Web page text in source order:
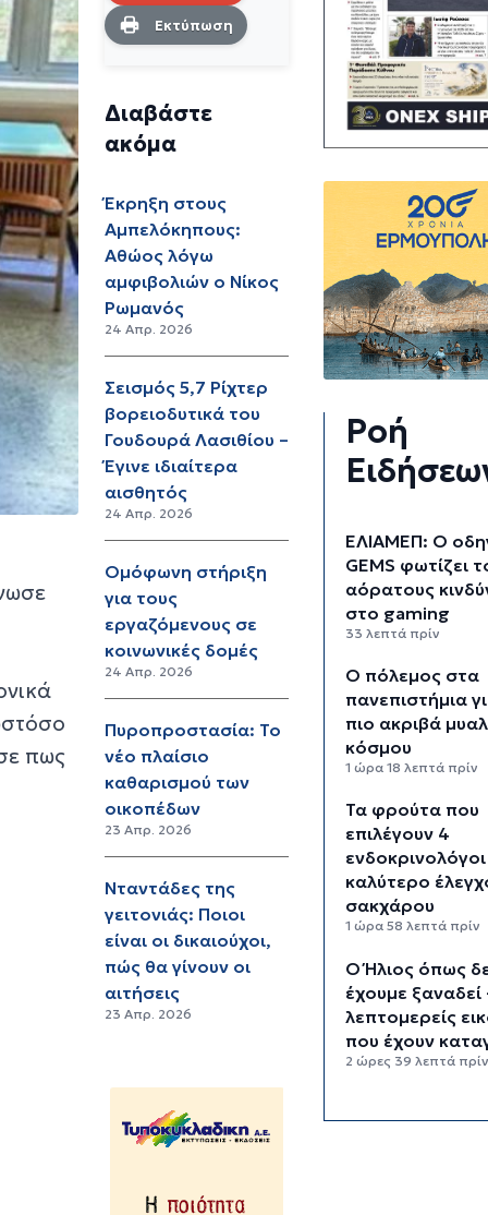
πως
Εκτύπωση
Διαβάστε
ακόμα
Έκρηξη στους
Αμπελόκηπους:
Αθώος λόγω
αμφιβολιών ο Νίκος
Ρωμανός
24 Απρ. 2026
Σεισμός 5,7 Ρίχτερ
βορειοδυτικά του
Γουδουρά Λασιθίου –
Έγινε ιδιαίτερα
αισθητός
24 Απρ. 2026
Ομόφωνη στήριξη
για τους
εργαζόμενους σε
κοινωνικές δομές
24 Απρ. 2026
Πυροπροστασία: Το
νέο πλαίσιο
καθαρισμού των
οικοπέδων
23 Απρ. 2026
Νταντάδες της
γειτονιάς: Ποιοι
είναι οι δικαιούχοι,
πώς θα γίνουν οι
αιτήσεις
23 Απρ. 2026
Ροή
ΕΛΙΑΜΕΠ: Ο
GEMS φωτίζει
αόρατους
στο gaming
33 λεπτά πρίν
Ο πόλεμος στα
πανεπιστήμια
πιο ακριβά
κόσμου
1 ώρα 18 λεπτά πρίν
Τα φρούτα που
επιλέγουν 4
ενδοκρινολόγοι
καλύτερο
σακχάρου
1 ώρα 58 λεπτά πρίν
Ο Ήλιος όπως
έχουμε ξαναδεί
λεπτομερείς
που έχουν
2 ώρες 39 λεπτά
και προσωπική